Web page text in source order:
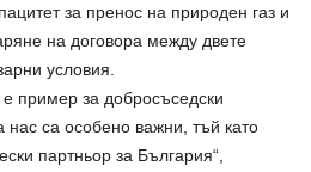
за пренос на природен газ и
на договора между двете
условия.
е пример за добросъседски
нас са особено важни, тъй като
партньор за България“,